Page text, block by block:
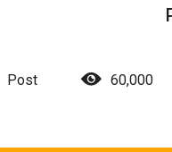
Post 60,000